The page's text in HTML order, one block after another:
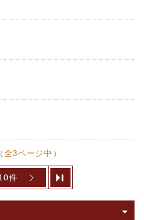
3ページ中）
件